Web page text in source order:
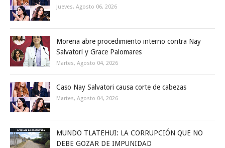
Jueves, Agosto 06, 2026
Morena abre procedimiento interno contra Nay
Salvatori y Grace Palomares
Martes, Agosto 04, 2026
Caso Nay Salvatori causa corte de cabezas
Martes, Agosto 04, 2026
MUNDO TLATEHUI: LA CORRUPCIÓN QUE NO
DEBE GOZAR DE IMPUNIDAD